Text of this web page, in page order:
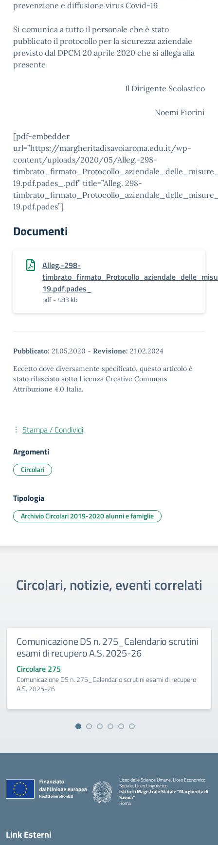
prevenzione e diffusione virus Covid-19
Si comunica a tutto il personale che è stato
pubblicato il protocollo per la sicurezza aziendale
previsto dal DPCM 20 aprile 2020 che si allega alla
presente
Il Dirigente Scolastico
Noemi Fiorini
[pdf-embedder
url=”https://margheritadisavoiaroma.edu.it/wp-
content/uploads/2020/05/Alleg.-298-
19.pdf.pades_.pdf” title=”Alleg. 298-
19.pdf.pades”]
Documenti
Alleg.-298-
19.pdf.pades_
pdf - 483 kb
Pubblicato: 21.05.2020 - Revisione: 21.02.2024
Eccetto dove diversamente specificato, questo articolo è
stato rilasciato sotto Licenza Creative Commons
Attribuzione 4.0 Italia.
Stampa / Condividi
Argomenti
Circolari
Tipologia
Archivio Circolari 2019-2020 alunni e famiglie
Circolari, notizie, eventi correlati
Comunicazione DS n. 275_Calendario scrutini
esami di recupero A.S. 2025-26
Circolare 275
Comunicazione DS n. 275_Calendario scrutini esami di recupero
A.S. 2025-26
Liceo delle Scienze Umane, Liceo Economico
Sociale, Liceo Linguistico
Istituto Magistrale Statale "Margherita di
Savoia"
Roma
Link Esterni